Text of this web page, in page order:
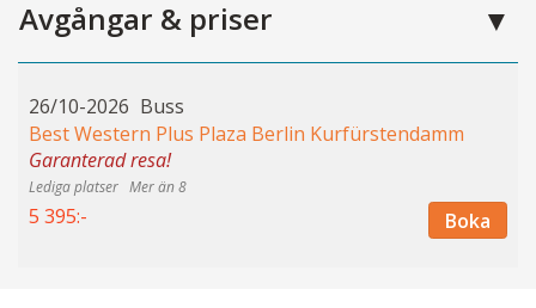
Avgångar & priser
26/10-2026 Buss
Best Western Plus Plaza Berlin Kurfürstendamm
Garanterad resa!
Mer än 8
5 395:- Boka